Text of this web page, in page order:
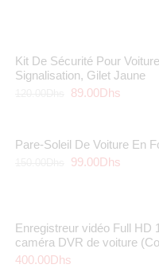
Kit De Sécurité Pour
Signalisation, Gilet Jaune
89.00Dhs
Pare-Soleil De Voiture En
99.00Dhs
Enregistreur vidéo Full HD
caméra DVR de voiture
400.00Dhs